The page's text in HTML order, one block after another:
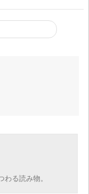
る読み物。